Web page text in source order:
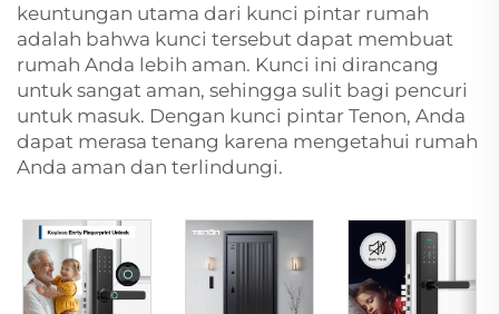
keuntungan utama dari kunci pintar rumah
adalah bahwa kunci tersebut dapat membuat
rumah Anda lebih aman. Kunci ini dirancang
untuk sangat aman, sehingga sulit bagi pencuri
untuk masuk. Dengan kunci pintar Tenon, Anda
dapat merasa tenang karena mengetahui rumah
Anda aman dan terlindungi.